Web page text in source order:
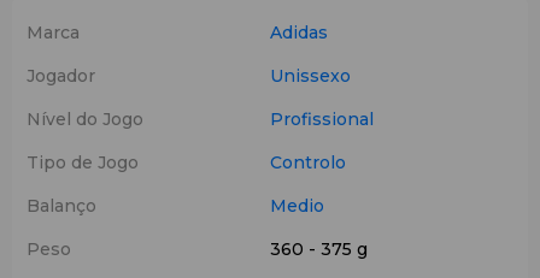
Marca
Adidas
Jogador
Unissexo
Nível do Jogo
Profissional
Tipo de Jogo
Controlo
Balanço
Medio
Peso
360 - 375 g